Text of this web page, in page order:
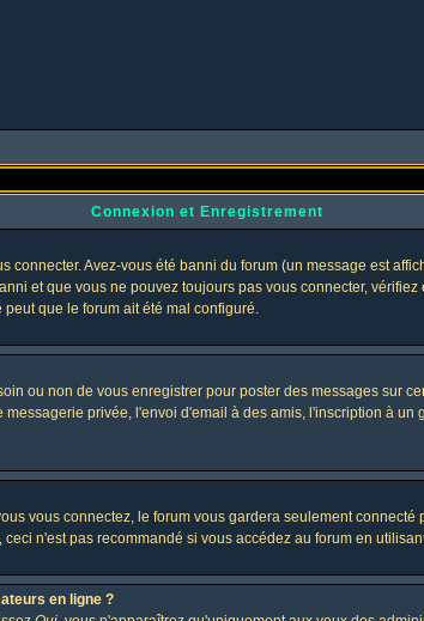
Connexion et Enregistrement
Avez-vous été banni du forum (un message est
et que vous ne pouvez toujours pas vous connecter,
que le forum ait été mal configuré.
ou non de vous enregistrer pour poster des messages sur
privée, l'envoi d'email à des amis, l'inscription à
vous connectez, le forum vous gardera seulement
n'est pas recommandé si vous accédez au forum en
en ligne ?